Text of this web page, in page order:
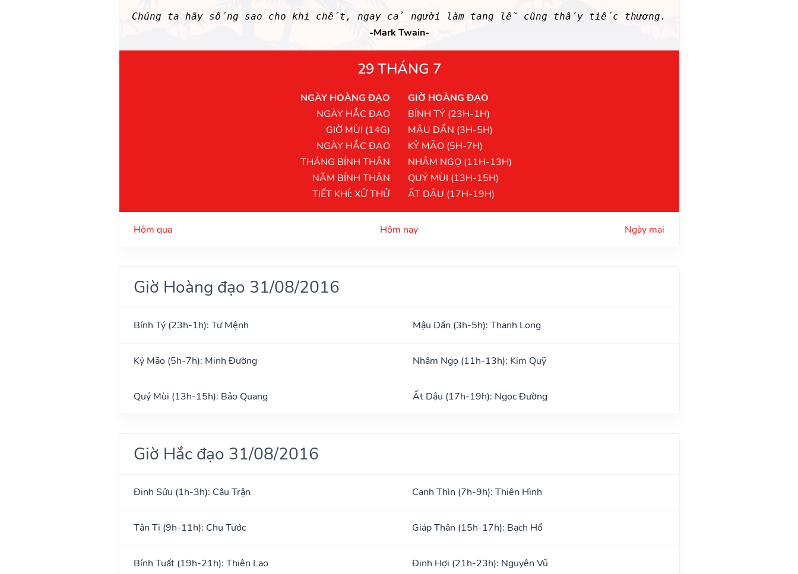
Chúng ta hãy sống sao cho khi chết, ngay cả người làm tang lễ cũng thấy tiếc thương.
-Mark Twain-
29 THÁNG 7
NGÀY HOÀNG ĐẠO
NGÀY HẮC ĐẠO
GIỜ MÙI (14G)
NGÀY HẮC ĐẠO
THÁNG BÍNH THÂN
NĂM BÍNH THÂN
TIẾT KHÍ: XỬ THỬ
GIỜ HOÀNG ĐẠO
BÍNH TÝ (23H-1H)
MẬU DẦN (3H-5H)
KỶ MÃO (5H-7H)
NHÂM NGỌ (11H-13H)
QUÝ MÙI (13H-15H)
ẤT DẬU (17H-19H)
Hôm qua Hôm nay Ngày mai
Giờ Hoàng đạo 31/08/2016
Bính Tý (23h-1h): Tư Mệnh Mậu Dần (3h-5h): Thanh Long
Kỷ Mão (5h-7h): Minh Đường Nhâm Ngọ (11h-13h): Kim Quỹ
Quý Mùi (13h-15h): Bảo Quang Ất Dậu (17h-19h): Ngọc Đường
Giờ Hắc đạo 31/08/2016
Đinh Sửu (1h-3h): Câu Trận Canh Thìn (7h-9h): Thiên Hình
Tân Tị (9h-11h): Chu Tước Giáp Thân (15h-17h): Bạch Hổ
Bính Tuất (19h-21h): Thiên Lao Đinh Hợi (21h-23h): Nguyên Vũ